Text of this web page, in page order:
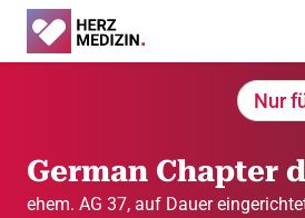
Nur
German Chapter
ehem. AG 37, auf Dauer